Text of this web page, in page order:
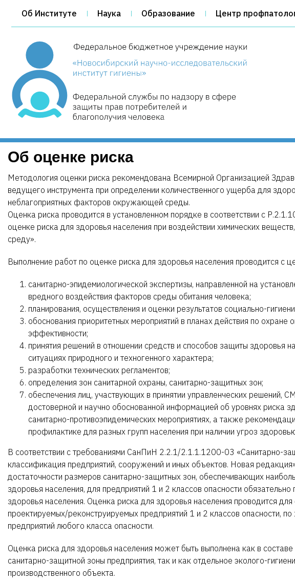
Об Институте Наука Образование Центр
Об оценке риска
Методология оценки риска рекомендована Всемирной Организацией
ведущего инструмента при определении количественного ущерба для
неблагоприятных факторов окружающей среды.
Оценка риска проводится в установленном порядке в соответствии с
оценке риска для здоровья населения при воздействии химических
среду».
Выполнение работ по оценке риска для здоровья населения проводится с
санитарно-эпидемиологической экспертизы, направленной на
вредного воздействия факторов среды обитания человека;
планирования, осуществления и оценки результатов социально-
обоснования приоритетных мероприятий в планах действия по
эффективности;
принятия решений в отношении средств и способов защиты здоровья
ситуациях природного и техногенного характера;
разработки технических регламентов;
определения зон санитарной охраны, санитарно-защитных зон;
обеспечения лиц, участвующих в принятии управленческих решений,
достоверной и научно обоснованной информацией об уровнях риска
санитарно-противоэпидемических мероприятиях, а также
профилактике для разных групп населения при наличии угроз
В соответствии с требованиями СанПиН 2.2.1/2.1.1.1200-03 «Санитарно-
классификация предприятий, сооружений и иных объектов. Новая
достаточности размеров санитарно-защитных зон, обеспечивающих
здоровья населения, для предприятий 1 и 2 классов опасности
здоровья населения. Оценка риска для здоровья населения проводится
проектируемых/реконструируемых предприятий 1 и 2 классов опасности,
предприятий любого класса опасности.
Оценка риска для здоровья населения может быть выполнена как в
санитарно-защитной зоны предприятия, так и как отдельное эколого-
производственного объекта.